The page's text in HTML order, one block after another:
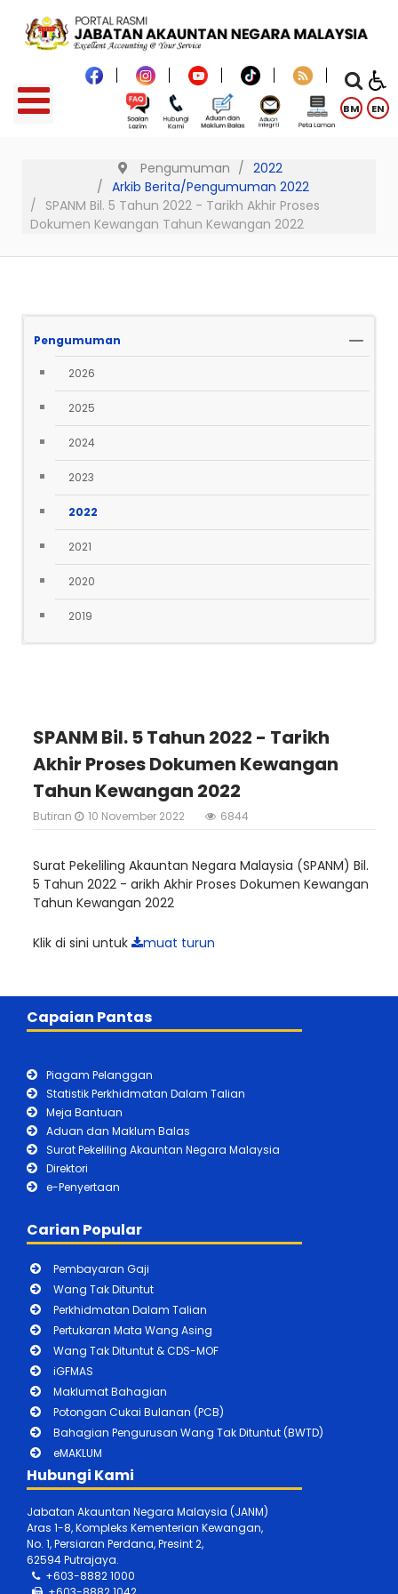
BM EN
Pengumuman
2022
Arkib Berita/Pengumuman 2022
SPANM Bil. 5 Tahun 2022 - Tarikh Akhir Proses
Dokumen Kewangan Tahun Kewangan 2022
Pengumuman
2026
2025
2024
2023
2022
2021
2020
2019
SPANM Bil. 5 Tahun 2022 - Tarikh
Akhir Proses Dokumen Kewangan
Tahun Kewangan 2022
Butiran 10 November 2022 6844
Surat Pekeliling Akauntan Negara Malaysia (SPANM) Bil.
5 Tahun 2022 - arikh Akhir Proses Dokumen Kewangan
Tahun Kewangan 2022
Klik di sini untuk muat turun
Capaian Pantas
Piagam Pelanggan
Statistik Perkhidmatan Dalam Talian
Meja Bantuan
Aduan dan Maklum Balas
Surat Pekeliling Akauntan Negara Malaysia
Direktori
e-Penyertaan
Carian Popular
Pembayaran Gaji
Wang Tak Dituntut
Perkhidmatan Dalam Talian
Pertukaran Mata Wang Asing
Wang Tak Dituntut & CDS-MOF
iGFMAS
Maklumat Bahagian
Potongan Cukai Bulanan (PCB)
Bahagian Pengurusan Wang Tak Dituntut (BWTD)
eMAKLUM
Hubungi Kami
Jabatan Akauntan Negara Malaysia (JANM)
Aras 1-8, Kompleks Kementerian Kewangan,
No. 1, Persiaran Perdana, Presint 2,
62594 Putrajaya.
+603-8882 1000